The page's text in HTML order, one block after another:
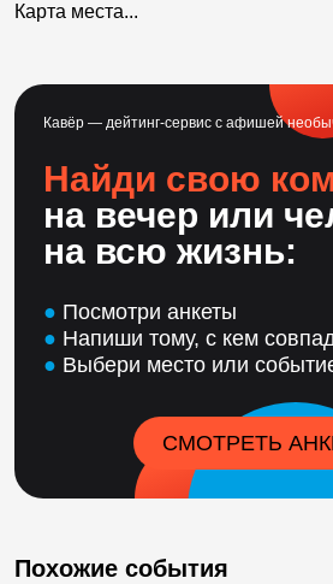
Карта места...
Кавёр — дейтинг-сервис с афишей
Найди свою
на вечер или
на всю жизнь:
● Посмотри анкеты
● Напиши тому, с кем
● Выбери место или
СМОТРЕТЬ
Похожие события